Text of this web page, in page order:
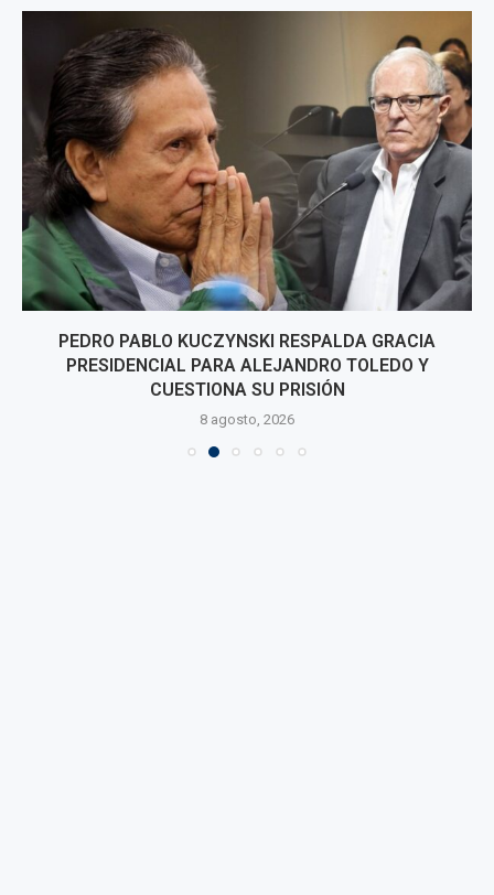
PEDRO PABLO KUCZYNSKI RESPALDA GRACIA
PRESIDENCIAL PARA ALEJANDRO TOLEDO Y
CUESTIONA SU PRISIÓN
8 agosto, 2026